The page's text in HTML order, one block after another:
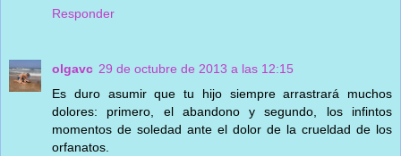
Responder
olgavc 29 de octubre de 2013 a las 12:15
Es duro asumir que tu hijo siempre arrastrará muchos
dolores: primero, el abandono y segundo, los infintos
momentos de soledad ante el dolor de la crueldad de los
orfanatos.